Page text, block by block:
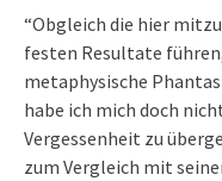
“Obgleich die hier
festen Resultate
metaphysische
habe ich mich doch
Vergessenheit zu
zum Vergleich mit